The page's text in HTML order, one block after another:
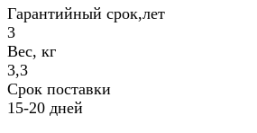
Гарантийный срок,лет
3
Вес, кг
3,3
Срок поставки
15-20 дней